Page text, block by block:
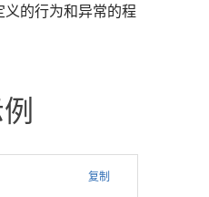
的行为和异常的程
复制